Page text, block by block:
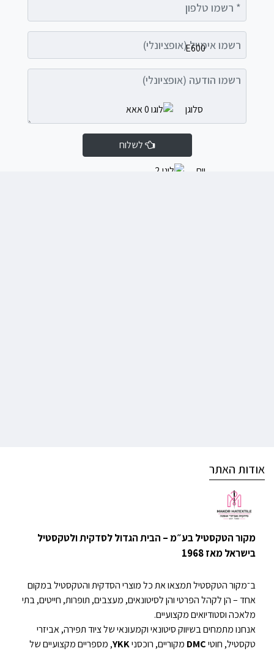
רשמו הודעה (אופציונלי)
לשלוח
אודות האתר
מקור הטקסטיל בע״מ – הבית הגדול לסדקית ולטקסטיל
בישראל מאז 1968
ב־מקור הטקסטיל תמצאו את כל מוצרי הסדקית והטקסטיל במקום
אחד – הן לקהל הפרטי והן לסיטונאים, מעצבים, תופרות, חייטים, בתי
מלאכה וסטודיואים מקצועיים.
אנחנו מתמחים בשיווק סיטונאי וקמעונאי של ציוד תפירה, אביזרי
טקסטיל, חוטיDMC מקוריים, רוכסניYKK, מספריים מקצועיים של